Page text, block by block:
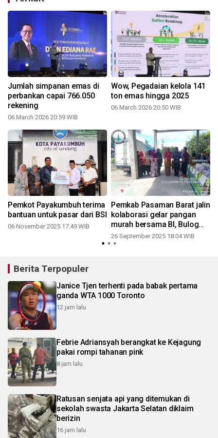
Jumlah simpanan emas di
perbankan capai 766.050
rekening
06 March 2026 20:59 WIB
Wow, Pegadaian kelola 141
ton emas hingga 2025
06 March 2026 20:50 WIB
Pemkot Payakumbuh terima
bantuan untuk pasar dari BSI
06 November 2025 17:49 WIB
Pemkab Pasaman Barat jalin
kolaborasi gelar pangan
murah bersama BI, Bulog
dan BSI
26 September 2025 18:04 WIB
Berita Terpopuler
Janice Tjen terhenti pada babak pertama
ganda WTA 1000 Toronto
12 jam lalu
Febrie Adriansyah berangkat ke Kejagung
pakai rompi tahanan pink
8 jam lalu
Ratusan senjata api yang ditemukan di
sekolah swasta Jakarta Selatan diklaim
berizin
16 jam lalu